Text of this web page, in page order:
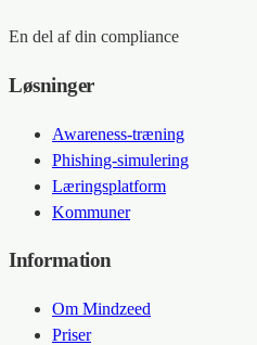
En del af din compliance
Løsninger
Awareness-træning
Phishing-simulering
Læringsplatform
Kommuner
Information
Om Mindzeed
Priser